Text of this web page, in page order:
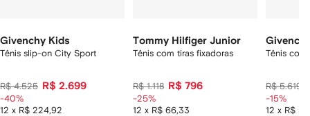
Givenchy Kids
Tênis slip-on City Sport
R$ 4.525 R$ 2.699
12 x R$ 224,92
-40%
Tommy Hilfiger Junior
Tênis com tiras fixadoras
R$ 1.118 R$ 796
12 x R$ 66,33
-25%
Tênis
R$ 5.619
12 x R$
-15%